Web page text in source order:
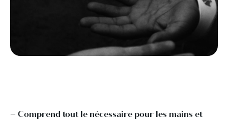
– Comprend tout le nécessaire pour les mains et